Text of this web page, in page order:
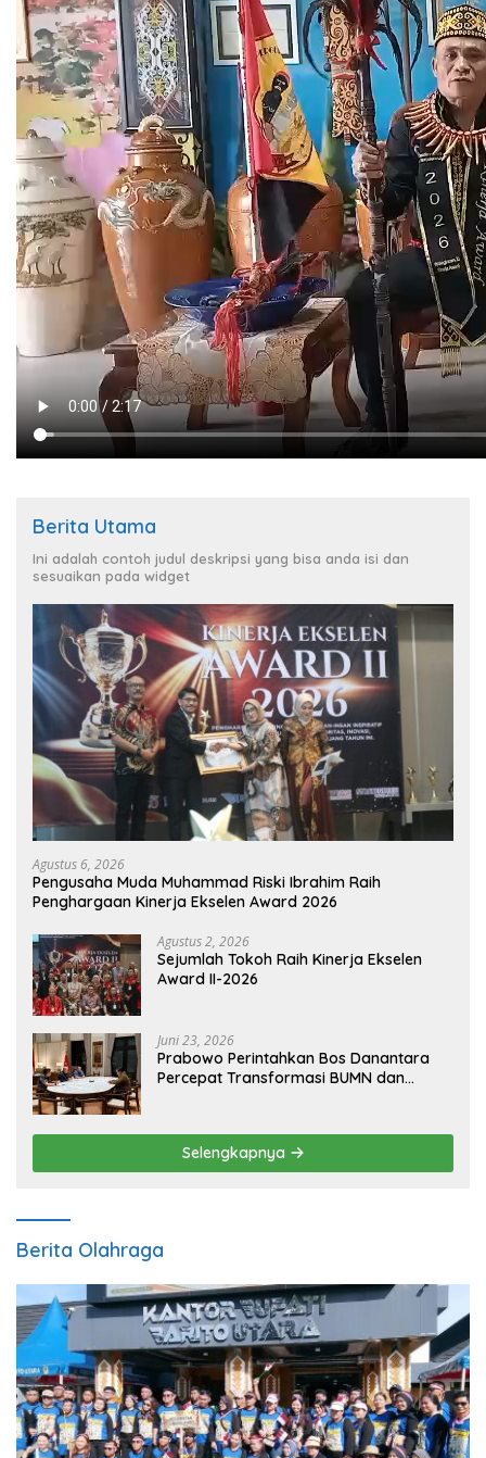
Berita Utama
Ini adalah contoh judul deskripsi yang bisa anda isi dan
sesuaikan pada widget
Agustus 6, 2026
Pengusaha Muda Muhammad Riski Ibrahim Raih
Penghargaan Kinerja Ekselen Award 2026
Agustus 2, 2026
Sejumlah Tokoh Raih Kinerja Ekselen
Award II-2026
Juni 23, 2026
Prabowo Perintahkan Bos Danantara
Percepat Transformasi BUMN dan
Selengkapnya
Berita Olahraga